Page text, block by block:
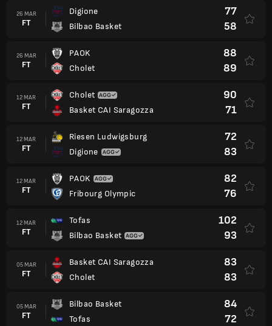
26 MAR
FT
Digione
Bilbao Basket
77
58
26 MAR
FT
PAOK
Cholet
88
89
12 MAR
FT
Cholet
Basket CAI Saragozza
90
71
12 MAR
FT
Riesen Ludwigsburg
Digione
72
83
12 MAR
FT
PAOK
Fribourg Olympic
82
76
12 MAR
FT
Tofas
Bilbao Basket
102
93
05 MAR
FT
Basket CAI Saragozza
Cholet
83
83
05 MAR
FT
Bilbao Basket
Tofas
84
72